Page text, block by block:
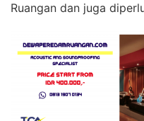
Ruangan dan juga